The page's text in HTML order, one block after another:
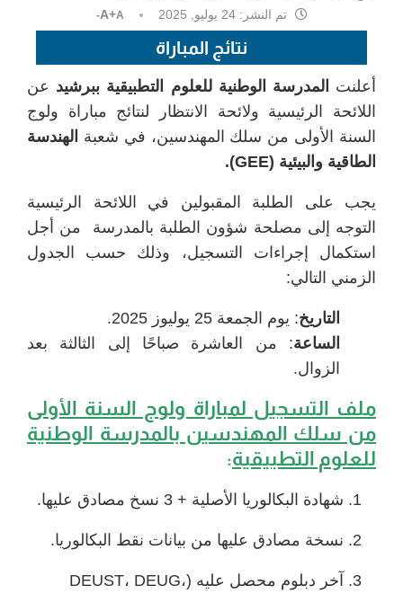
تم النشر: 24 يوليو, 2025 A+A-
نتائج المباراة
أعلنت المدرسة الوطنية للعلوم التطبيقية ببرشيد عن
اللائحة الرئيسية ولائحة الانتظار لنتائج مباراة ولوج
السنة الأولى من سلك المهندسين، في شعبة الهندسة
الطاقية والبيئية (GEE).
يجب على الطلبة المقبولين في اللائحة الرئيسية
التوجه إلى مصلحة شؤون الطلبة بالمدرسة من أجل
استكمال إجراءات التسجيل، وذلك حسب الجدول
الزمني التالي:
التاريخ: يوم الجمعة 25 يوليوز 2025.
الساعة: من العاشرة صباحًا إلى الثالثة بعد
الزوال.
ملف التسجيل لمباراة ولوج السنة الأولى
من سلك المهندسين بالمدرسة الوطنية
للعلوم التطبيقية:
شهادة البكالوريا الأصلية + 3 نسخ مصادق عليها.
نسخة مصادق عليها من بيانات نقط البكالوريا.
آخر دبلوم محصل عليه (DEUST، DEUG،